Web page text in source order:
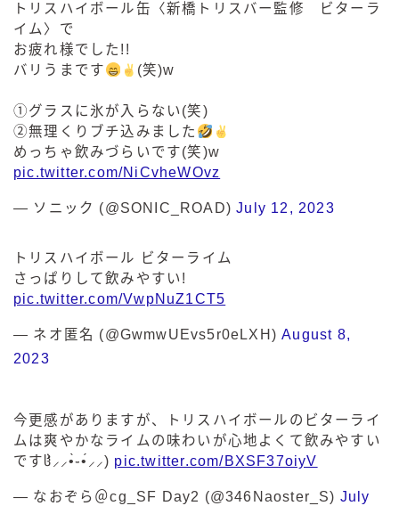
トリスハイボール缶〈新橋トリスバー監修 ビターラ
イム〉で
お疲れ様でした!!
バリうまです
(笑)w
①グラスに氷が入らない(笑)
②無理くりブチ込みました
めっちゃ飲みづらいです(笑)w
pic.twitter.com/NiCvheWOvz
— ソニック (@SONIC_ROAD)July 12, 2023
トリスハイボール ビターライム
さっぱりして飲みやすい!
pic.twitter.com/VwpNuZ1CT5
— ネオ匿名 (@GwmwUEvs5r0eLXH)August 8,
2023
今更感がありますが、トリスハイボールのビターライ
ムは爽やかなライムの味わいが心地よくて飲みやすい
ですჱ̒⸝⸝•̀֊•́⸝⸝) pic.twitter.com/BXSF37oiyV
— なおぞら＠cg_SF Day2 (@346Naoster_S) July